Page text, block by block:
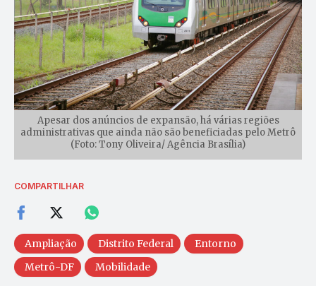
Apesar dos anúncios de expansão, há várias regiões
administrativas que ainda não são beneficiadas pelo Metrô
(Foto: Tony Oliveira/ Agência Brasília)
COMPARTILHAR
Ampliação Distrito Federal
Entorno
Metrô-DF
Mobilidade